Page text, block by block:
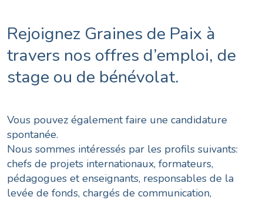
Rejoignez Graines de Paix à
travers nos offres d’emploi, de
stage ou de bénévolat.
Vous pouvez également faire une candidature
spontanée.
Nous sommes intéressés par les profils suivants:
chefs de projets internationaux, formateurs,
pédagogues et enseignants, responsables de la
levée de fonds, chargés de communication,